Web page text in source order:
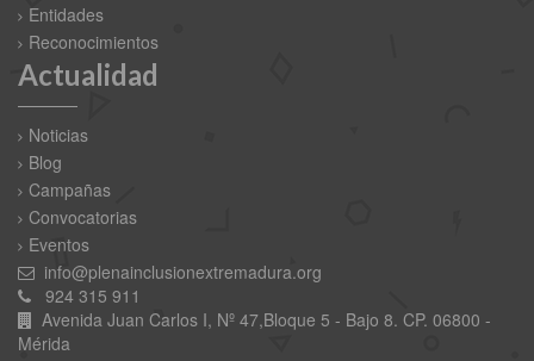
Entidades
Reconocimientos
Actualidad
Noticias
Blog
Campañas
Convocatorias
Eventos
info@plenainclusionextremadura.org
924 315 911
Avenida Juan Carlos I, Nº 47,Bloque 5 - Bajo 8. CP. 06800 -
Mérida